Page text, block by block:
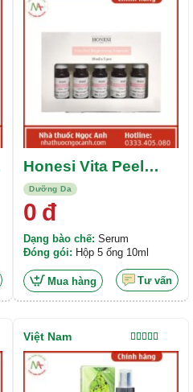
Dưỡng Da
Honesi Vita Peel
Brightening
Ampoule
0 đ
Dạng bào chế: Serum
Đóng gói: Hộp 5 ống 10ml
Mua hàng Tư vấn
Được xếp
hạng5.00
sao
Việt Nam